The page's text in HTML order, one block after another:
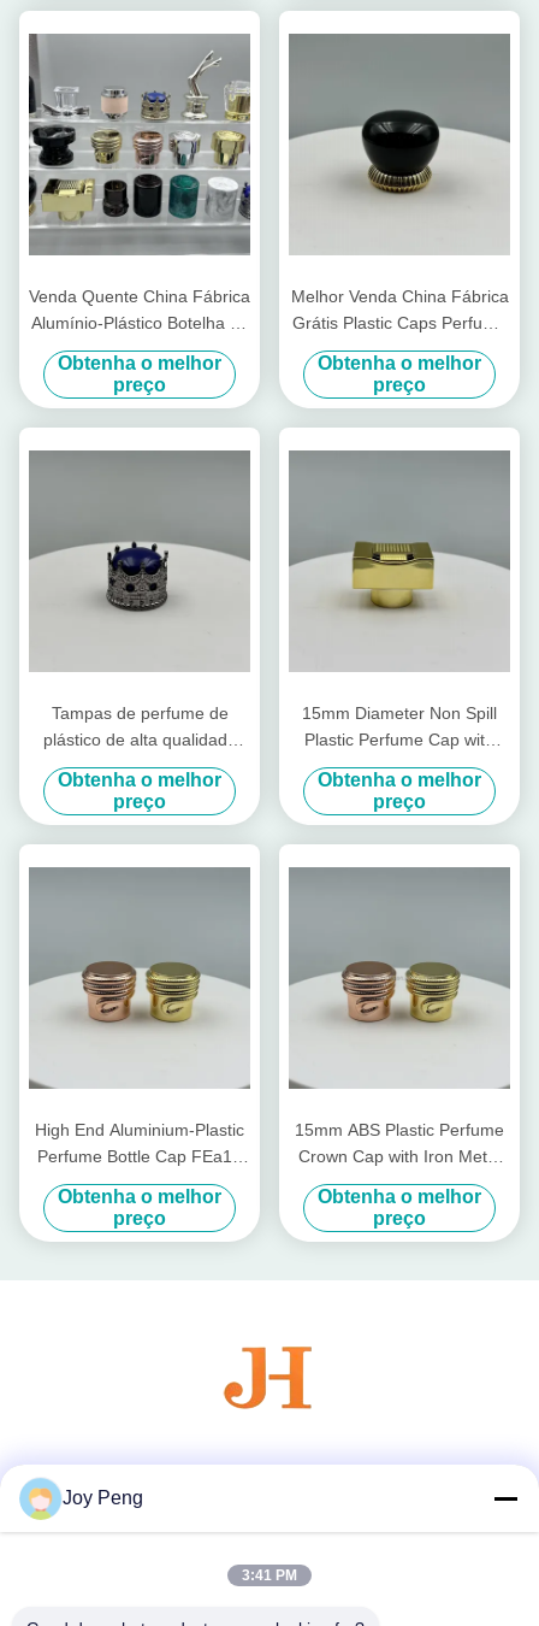
aparência geral da
embalagem de perfume
cosmética sustentável
Venda Quente China Fábrica
Alumínio-Plástico Botelha de
Perfumes Cap Fea15
Modelo Ferro Tipo Metal
tampas
Obtenha o melhor
preço
Melhor Venda China Fábrica
Grátis Plastic Caps Perfume
brilhante Caps Perfume
Luxury 15mm Alumínio
plástico garrafa tampa
Obtenha o melhor
preço
Tampas de perfume de
plástico de alta qualidade
em forma de coroa, tampas
de perfume brilhantes,
tampa de garrafa de plástico
e alumínio, tampa de
plástico dourada, tampa de
Obtenha o melhor
preço
15mm Diameter Non Spill
Plastic Perfume Cap with
Customizable Design for
Premium Packaging
Obtenha o melhor
preço
High End Aluminium-Plastic
Perfume Bottle Cap FEa15
with Non Spill Design and 15
mm Diameter
Obtenha o melhor
preço
15mm ABS Plastic Perfume
Crown Cap with Iron Metal
Pump for Non-Refillable
Bottle Closures in Cosmetics
Industry
Obtenha o melhor
preço
Contato rápido
Joy Peng
3:41 PM